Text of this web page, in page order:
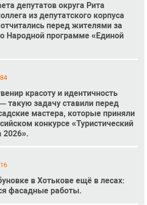
депутатов округа Рита
из депутатского корпуса
перед жителями за
Народной программе «Единой
красоту и идентичность
такую задачу ставили перед
мастера, которые приняли
конкурсе «Туристический
2026».
в Хотькове ещё в лесах:
фасадные работы.